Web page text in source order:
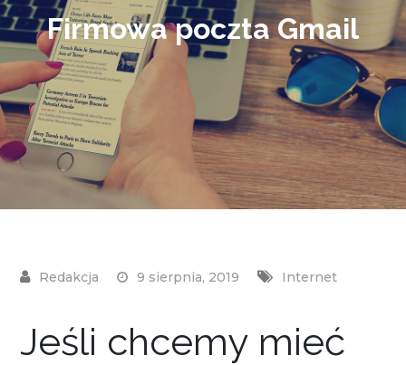
Firmowa poczta Gmail
9 sierpnia, 2019 Internet
Jeśli chcemy mieć